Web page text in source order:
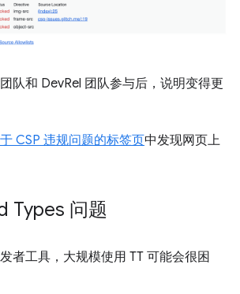
队和 DevRel 团队参与后，说明变得更
CSP 违规问题的标签页中发现网页上
Types 问题
者工具，大规模使用 TT 可能会很困